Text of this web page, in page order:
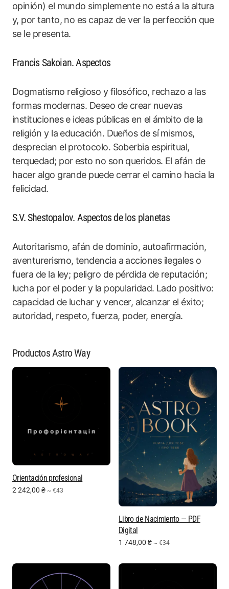
opinión) el mundo simplemente no está a la altura
y, por tanto, no es capaz de ver la perfección que
se le presenta.
Francis Sakoian. Aspectos
Dogmatismo religioso y filosófico, rechazo a las
formas modernas. Deseo de crear nuevas
instituciones e ideas públicas en el ámbito de la
religión y la educación. Dueños de sí mismos,
desprecian el protocolo. Soberbia espiritual,
terquedad; por esto no son queridos. El afán de
hacer algo grande puede cerrar el camino hacia la
felicidad.
S.V. Shestopalov. Aspectos de los planetas
Autoritarismo, afán de dominio, autoafirmación,
aventurerismo, tendencia a acciones ilegales o
fuera de la ley; peligro de pérdida de reputación;
lucha por el poder y la popularidad. Lado positivo:
capacidad de luchar y vencer, alcanzar el éxito;
autoridad, respeto, fuerza, poder, energía.
Productos Astro Way
Orientación profesional
2 242,00 ₴ ~ €43
Libro de Nacimiento — PDF
Digital
1 748,00 ₴ ~ €34